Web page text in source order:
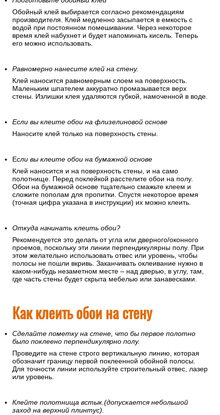
Обойный клей выбирается согласно рекомендациям
производителя. Клей медленно засыпается в емкость с
водой при постоянном помешивании. Через некоторое
время клей набухнет и будет напоминать кисель. Теперь
его можно использовать.
Равномерно нанесите клей на стену.
Клей наносится равномерным слоем на поверхность.
Маленьким шпателем аккуратно промазывается верх
стены. Излишки клея удаляются губкой, намоченной в воде.
Если вы клеите обои на флизелиновой основе
Наносите клей только на поверхность стены.
Если вы клеите обои на бумажной основе
Клей наносится и на поверхность стены, и на само
полотнище. Перед поклейкой расстелите обои на полу.
Обои на бумажной основе тщательно смажьте клеем и
сложите пополам для пропитки. Спустя некоторое время
(точная цифра указана в инструкции) их можно клеить.
Откуда начинать клеить обои?
Рекомендуется это делать от угла или дверного/оконного
проемов, поскольку эти линии перпендикулярны полу. При
этом желательно использовать отвес или уровень, чтобы
полосы не пошли вкривь. Заканчивать оклеивание нужно в
каком-нибудь незаметном месте – над дверью, в углу, там,
где часть стены будет скрыта мебелью или занавесками.
Как клеить обои на стену
Сделайте пометку на стене, что бы первое полотно
было поклеено перпендикулярно полу.
Проведите на стене строго вертикальную линию, которая
обозначит границу первой поклеенной обойной полосы.
Для точности линии используйте строительный отвес, лазер
или уровень.
Клейте полотнища встык.(допускается небольшой
заход на верхний плинтус).